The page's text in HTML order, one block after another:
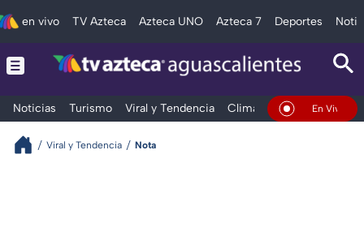
en vivo TV Azteca Azteca UNO Azteca 7 Deportes
Noticias Turismo Viral y Tendencia Clima DeportesEn Vivo
Viral y Tendencia Nota